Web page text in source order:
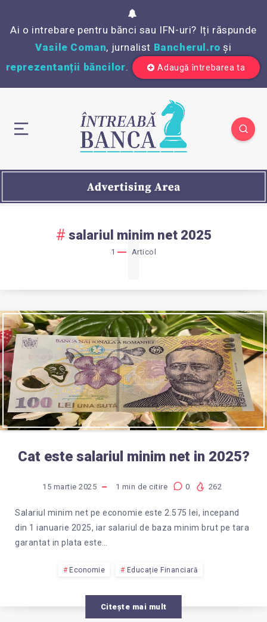
Ai o intrebare pentru bănci sau IFN-uri? Iți răspunde
Vasile Coman, jurnalist Bancherul.ro și
reprezentanții băncilor. Adaugă întrebarea ta
salariul minim net 2025
1 Articol
1
Cat este salariul minim net in 2025?
15 martie 2025 1 min de citire 0 262
Salariul minim net pe economie este 2.575 lei, incepand
din 1 ianuarie 2025, iar salariul de baza minim brut pe tara
garantat in plata este…
Economie Educație Financiară
Citește mai mult